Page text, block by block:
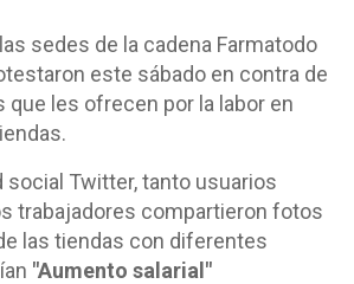
sedes de la cadena Farmatodo
este sábado en contra de
que les ofrecen por la labor en
social Twitter, tanto usuarios
trabajadores compartieron fotos
las tiendas con diferentes
"Aumento salarial"